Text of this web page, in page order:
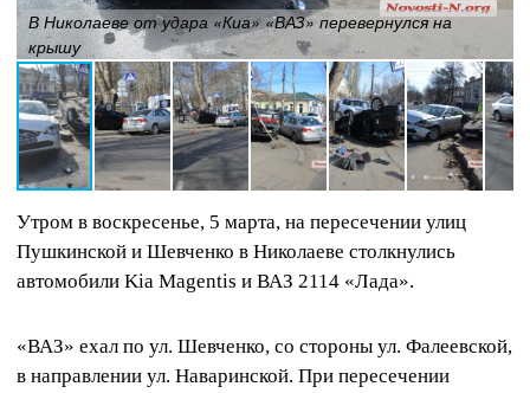
В Николаеве от удара «Киа» «ВАЗ» перевернулся на
крышу
Утром в воскресенье, 5 марта, на пересечении улиц
Пушкинской и Шевченко в Николаеве столкнулись
автомобили Kia Magentis и ВАЗ 2114 «Лада».
«ВАЗ» ехал по ул. Шевченко, со стороны ул. Фалеевской,
в направлении ул. Наваринской. При пересечении